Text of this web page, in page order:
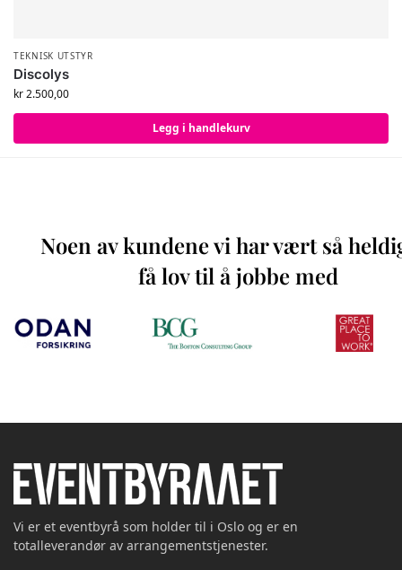
TEKNISK UTSTYR
Discolys
kr2.500,00
Legg i handlekurv
Noen av kundene vi har vært så
få lov til å jobbe med
Vi er et eventbyrå som holder til i Oslo og er en
totalleverandør av arrangementstjenester.